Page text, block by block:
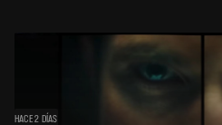
HACE 2 DÍAS